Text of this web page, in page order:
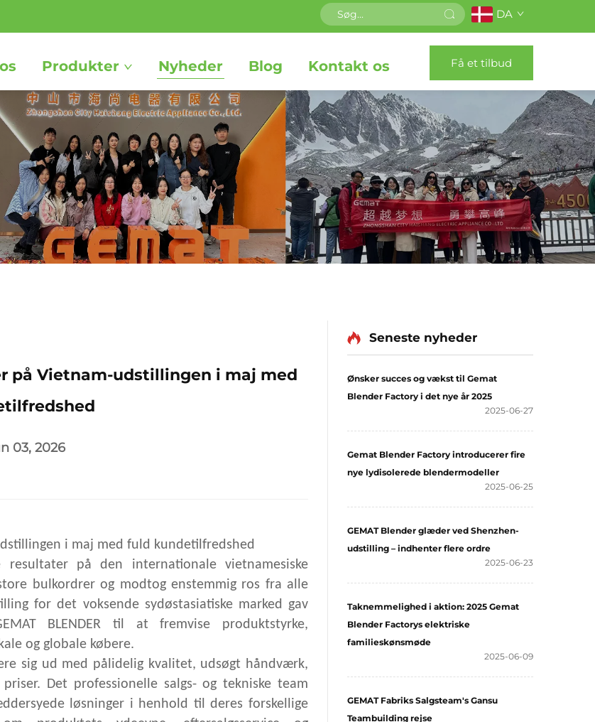
DA
Produkter Nyheder Blog Kontakt os Få et tilbud
på Vietnam-udstillingen i maj med
03, 2026
i maj med fuld kundetilfredshed
resultater på den internationale vietnamesiske
bulkordrer og modtog enstemmig ros fra alle
for det voksende sydøstasiatiske marked gav
BLENDER til at fremvise produktstyrke,
og globale købere.
sig ud med pålidelig kvalitet, udsøgt håndværk,
Det professionelle salgs- og tekniske team
løsninger i henhold til deres forskellige
Seneste nyheder
Ønsker succes og vækst til Gemat
Blender Factory i det nye år 2025
2025-06-27
Gemat Blender Factory introducerer fire
nye lydisolerede blendermodeller
2025-06-25
GEMAT Blender glæder ved Shenzhen-
udstilling – indhenter flere ordre
2025-06-23
Taknemmelighed i aktion: 2025 Gemat
Blender Factorys elektriske
familieskønsmøde
2025-06-09
GEMAT Fabriks Salgsteam's Gansu
Teambuilding rejse